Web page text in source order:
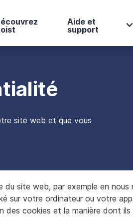
Aide et
support
site web et que vous
du site web, par exemple en
votre ordinateur ou votre
cookies et la manière dont